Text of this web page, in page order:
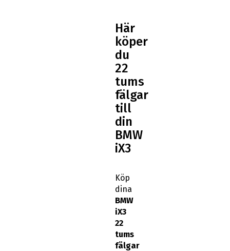
Här
köper
du
22
tums
fälgar
till
din
BMW
iX3
Köp
dina
BMW
iX3
22
tums
fälgar